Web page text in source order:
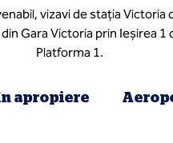
vizavi de stația Victoria
Gara Victoria prin Ieșirea 1
Platforma 1.
apropiere